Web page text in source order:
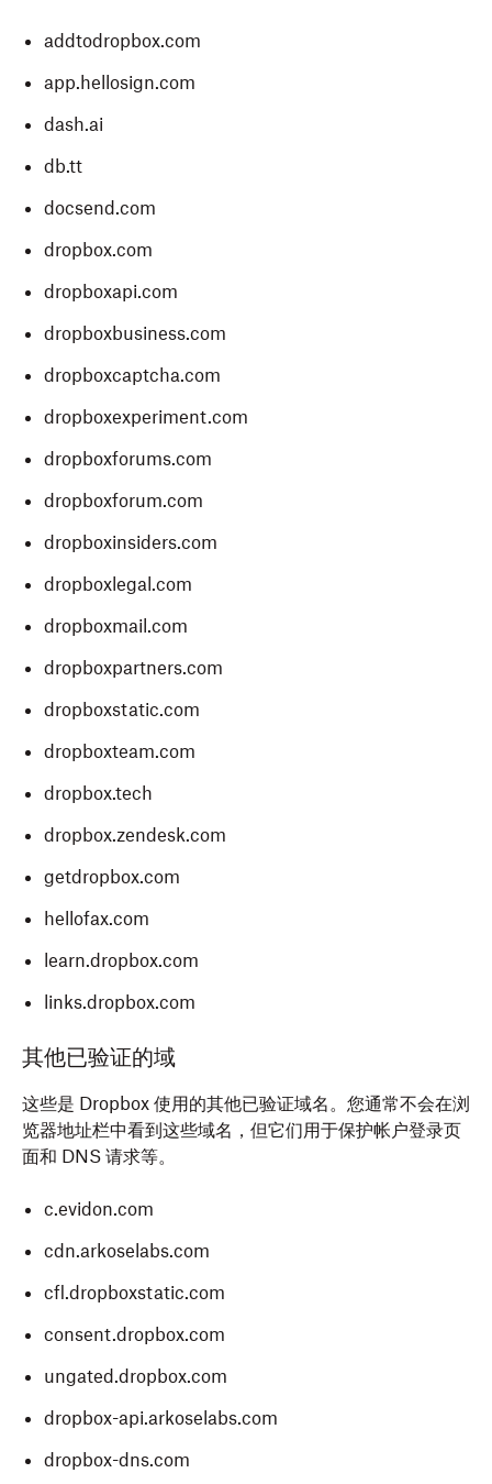
addtodropbox.com
app.hellosign.com
dash.ai
db.tt
docsend.com
dropbox.com
dropboxapi.com
dropboxbusiness.com
dropboxcaptcha.com
dropboxexperiment.com
dropboxforums.com
dropboxforum.com
dropboxinsiders.com
dropboxlegal.com
dropboxmail.com
dropboxpartners.com
dropboxstatic.com
dropboxteam.com
dropbox.tech
dropbox.zendesk.com
getdropbox.com
hellofax.com
learn.dropbox.com
links.dropbox.com
其他已验证的域
这些是 Dropbox 使用的其他已验证域名。您通常不会在浏
览器地址栏中看到这些域名，但它们用于保护帐户登录页
面和 DNS 请求等。
c.evidon.com
cdn.arkoselabs.com
cfl.dropboxstatic.com
consent.dropbox.com
ungated.dropbox.com
dropbox-api.arkoselabs.com
dropbox-dns.com